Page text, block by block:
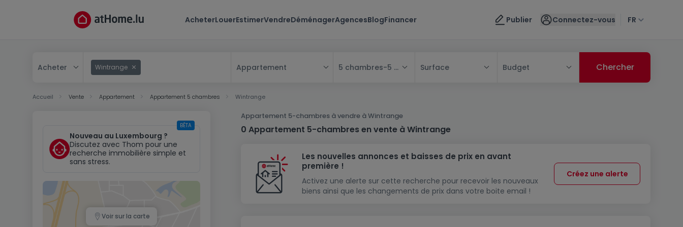
AcheterLouerEstimerVendreDéménagerAgencesBlogFinancer Publier Connectez-vous FR
Acheter Wintrange Appartement
Maison
Maison mitoyenne
Maison jumelée
Appartement
Chambre
Studio
Résidence
Lotissement
Maison à construire
Modèle de maison
Immeuble de rapport
5 chambres- 5 chambres Surface Budget
Accueil Vente Appartement Appartement 5 chambres Wintrange
Appartement 5-chambres à vendre à Wintrange
0 Appartement 5-chambres en vente à Wintrange
Les nouvelles annonces et baisses de prix en avant
première !
Activez une alerte sur cette recherche pour recevoir les nouveaux
biens ainsi que les changements de prix dans votre boite email !
Créez une alerte
Nouveau au Luxembourg ?
Discutez avec Thom pour une
recherche immobilière simple et
sans stress.
BÊTA
Voir sur la carte